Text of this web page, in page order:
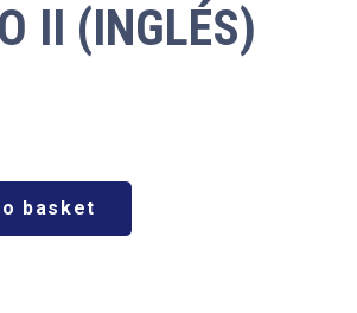
II (INGLÉS)
basket